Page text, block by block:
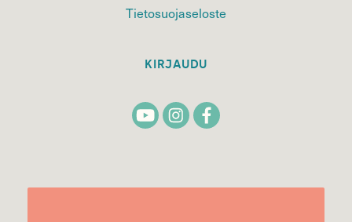
Tietosuojaseloste
KIRJAUDU